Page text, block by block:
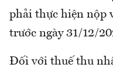
phải thực hiện nộp
trước ngày 31/12/
Đối với thuế thu